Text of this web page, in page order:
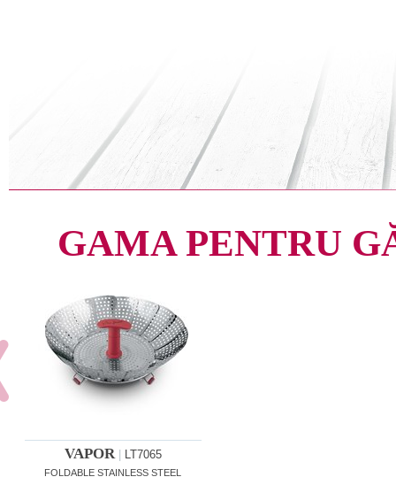
GAMA PENTRU
VAPOR| LT7065
FOLDABLE STAINLESS STEEL